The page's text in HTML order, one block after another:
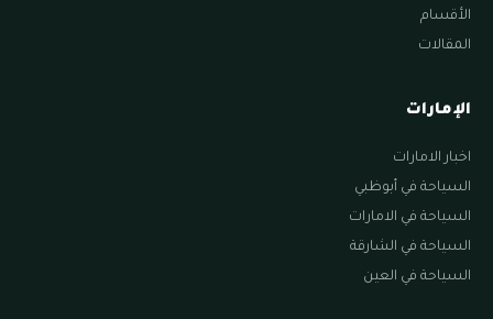
الأقسام
المقالات
الإمارات
اخبار الامارات
السياحة في أبوظبي
السياحة في الامارات
السياحة في الشارقة
السياحة في العين